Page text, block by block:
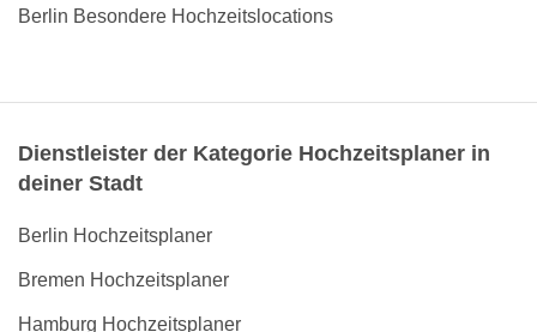
Berlin Besondere Hochzeitslocations
Dienstleister der Kategorie Hochzeitsplaner in
deiner Stadt
Berlin Hochzeitsplaner
Bremen Hochzeitsplaner
Hamburg Hochzeitsplaner